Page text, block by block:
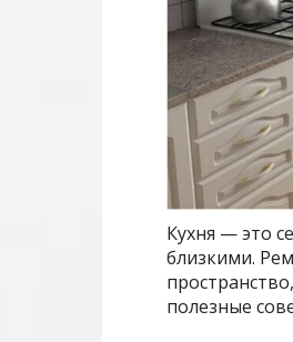
Кухня — это
близкими.
полезные